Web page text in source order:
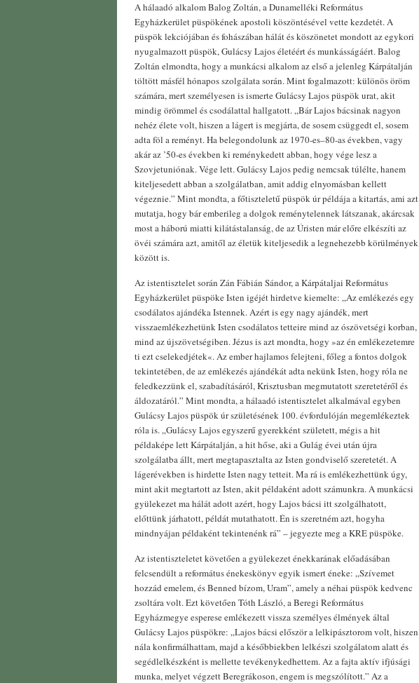
A hálaadó alkalom Balog Zoltán, a Dunamelléki Református
Egyházkerület püspökének apostoli köszöntésével vette kezdetét. A
püspök lekciójában és fohászában hálát és köszönetet mondott az egykori
nyugalmazott püspök, Gulácsy Lajos életéért és munkásságáért. Balog
Zoltán elmondta, hogy a munkácsi alkalom az első a jelenleg Kárpátalján
töltött másfél hónapos szolgálata során. Mint fogalmazott: különös öröm
számára, mert személyesen is ismerte Gulácsy Lajos püspök urat, akit
mindig örömmel és csodálattal hallgatott. „Bár Lajos bácsinak nagyon
nehéz élete volt, hiszen a lágert is megjárta, de sosem csüggedt el, sosem
adta föl a reményt. Ha belegondolunk az 1970-es–80-as években, vagy
akár az ’50-es években ki reménykedett abban, hogy vége lesz a
Szovjetuniónak. Vége lett. Gulácsy Lajos pedig nemcsak túlélte, hanem
kiteljesedett abban a szolgálatban, amit addig elnyomásban kellett
végeznie.” Mint mondta, a főtiszteletű püspök úr példája a kitartás, ami azt
mutatja, hogy bár emberileg a dolgok reménytelennek látszanak, akárcsak
most a háború miatti kilátástalanság, de az Úristen már előre elkészíti az
övéi számára azt, amitől az életük kiteljesedik a legnehezebb körülmények
között is.
Az istentisztelet során Zán Fábián Sándor, a Kárpátaljai Református
Egyházkerület püspöke Isten igéjét hirdetve kiemelte: „Az emlékezés egy
csodálatos ajándéka Istennek. Azért is egy nagy ajándék, mert
visszaemlékezhetünk Isten csodálatos tetteire mind az ószövetségi korban,
mind az újszövetségiben. Jézus is azt mondta, hogy »az én emlékezetemre
ti ezt cselekedjétek«. Az ember hajlamos felejteni, főleg a fontos dolgok
tekintetében, de az emlékezés ajándékát adta nekünk Isten, hogy róla ne
feledkezzünk el, szabadításáról, Krisztusban megmutatott szeretetéről és
áldozatáról.” Mint mondta, a hálaadó istentisztelet alkalmával egyben
Gulácsy Lajos püspök úr születésének 100. évfordulóján megemlékeztek
róla is. „Gulácsy Lajos egyszerű gyerekként született, mégis a hit
példaképe lett Kárpátalján, a hit hőse, aki a Gulág évei után újra
szolgálatba állt, mert megtapasztalta az Isten gondviselő szeretetét. A
láger­években is hirdette Isten nagy tetteit. Ma rá is emlékezhettünk úgy,
mint akit megtartott az Isten, akit példaként adott számunkra. A munkácsi
gyülekezet ma hálát adott azért, hogy Lajos bácsi itt szolgálhatott,
előttünk járhatott, példát mutathatott. Én is szeretném azt, hogyha
mindnyájan példaként tekintenénk rá” – jegyezte meg a KRE püspöke.
Az istentiszteletet követően a gyülekezet énekkarának elő­adásában
felcsendült a református énekeskönyv egyik ismert éneke: „Szívemet
hozzád emelem, és Benned bízom, Uram”, amely a néhai püspök kedvenc
zsoltára volt. Ezt követően Tóth László, a Beregi Református
Egyházmegye esperese emlékezett vissza személyes élmények által
Gulácsy Lajos püspökre: „Lajos bácsi először a lelkipásztorom volt, hiszen
nála konfirmálhattam, majd a későbbiekben lelkészi szolgálatom alatt és
segédlelkészként is mellette tevékenykedhettem. Az a fajta aktív ifjúsági
munka, melyet végzett Beregrákoson, engem is megszólított.” Az a